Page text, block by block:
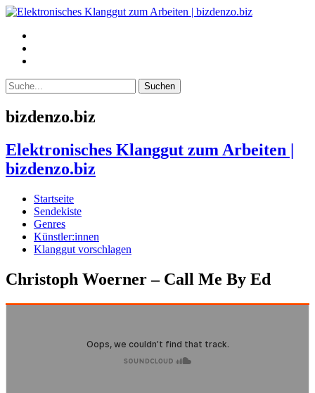
bizdenzo.biz
Elektronisches Klanggut zum Arbeiten |
bizdenzo.biz
Startseite
Sendekiste
Genres
Künstler:innen
Klanggut vorschlagen
Christoph Woerner – Call Me By Ed